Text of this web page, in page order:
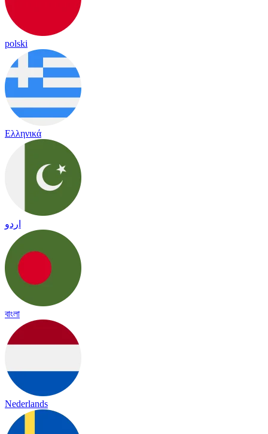
polski
Ελληνικά
اردو
বাংলা
Nederlands